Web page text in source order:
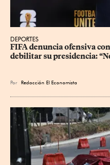
DEPORTES
FIFA denuncia ofensiva
debilitar su presidencia:
Por Redacción El Economista